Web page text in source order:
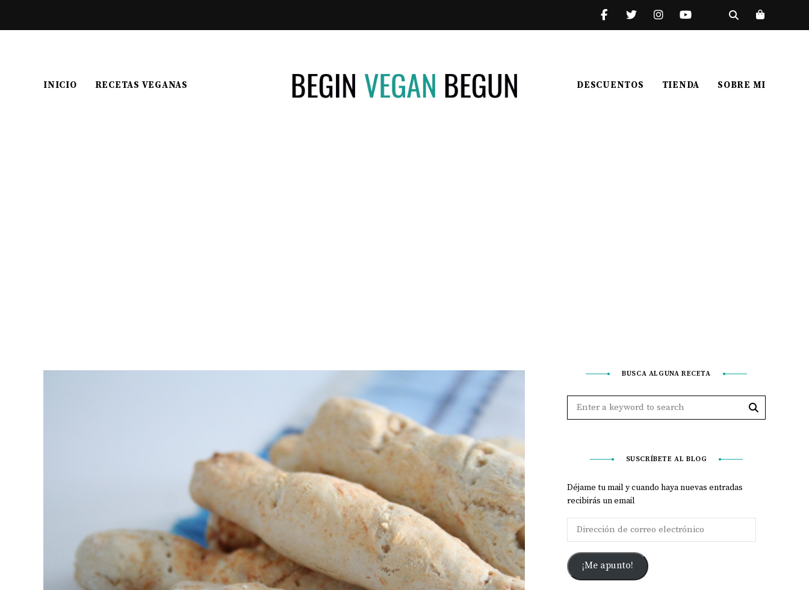
INICIO RECETAS VEGANAS DESCUENTOS TIENDA SOBRE MI
BUSCA ALGUNA RECETA
SUSCRÍBETE AL BLOG
Déjame tu mail y cuando haya nuevas entradas
recibirás un email
¡Me apunto!